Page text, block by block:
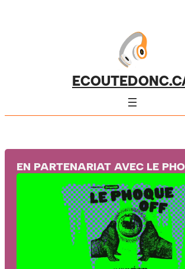
EN PARTENARIAT AVEC LE